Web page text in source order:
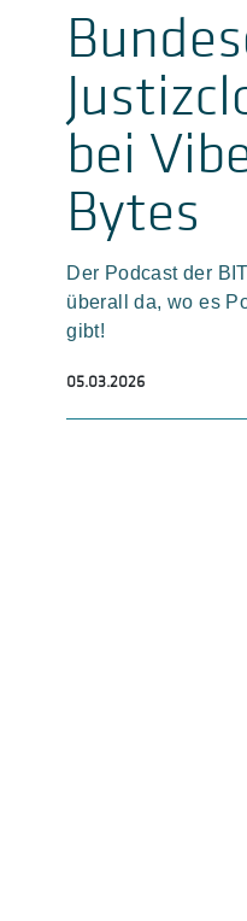
bei
Bytes
Der Podcast der
überall da, wo es
gibt!
05.03.2026